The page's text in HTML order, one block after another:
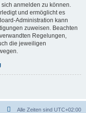
anmelden zu können.
und ermöglicht es
Administration kann
zuweisen. Beachten
Regelungen,
die jeweiligen
Alle Zeiten sind UTC+02:00